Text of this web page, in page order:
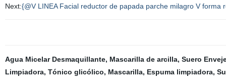
Next:{@V LINEA Facial reductor de papada parche milagro V
Agua Micelar Desmaquillante, Mascarilla de arcilla, Suero
Limpiadora, Tónico glicólico, Mascarilla, Espuma limpiadora,